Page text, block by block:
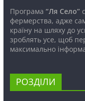
Програма “Ля Село”
фермерства, адже
країну на шляху до
зроблять усе, щоб
максимально
РОЗДІЛИ